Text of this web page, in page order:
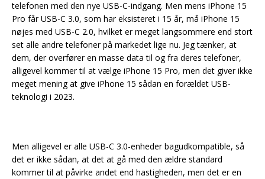
telefonen med den nye USB-C-indgang. Men mens iPhone 15
Pro får USB-C 3.0, som har eksisteret i 15 år, må iPhone 15
nøjes med USB-C 2.0, hvilket er meget langsommere end stort
set alle andre telefoner på markedet lige nu. Jeg tænker, at
dem, der overfører en masse data til og fra deres telefoner,
alligevel kommer til at vælge iPhone 15 Pro, men det giver ikke
meget mening at give iPhone 15 sådan en forældet USB-
teknologi i 2023.
Men alligevel er alle USB-C 3.0-enheder bagudkompatible, så
det er ikke sådan, at det at gå med den ældre standard
kommer til at påvirke andet end hastigheden, men det er en